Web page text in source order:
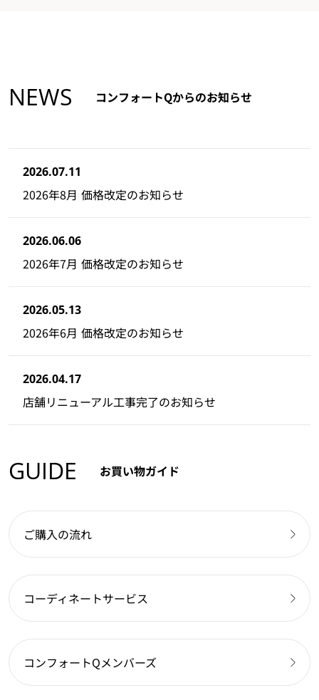
NEWS コンフォートQからのお知らせ
2026.07.11
2026年8月 価格改定のお知らせ
2026.06.06
2026年7月 価格改定のお知らせ
2026.05.13
2026年6月 価格改定のお知らせ
2026.04.17
店舗リニューアル工事完了のお知らせ
GUIDE お買い物ガイド
ご購入の流れ
コーディネートサービス
コンフォートQメンバーズ